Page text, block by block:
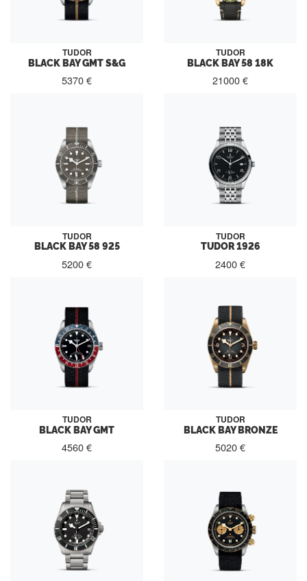
TUDOR
BLACK BAY GMT S&G
5370 €
TUDOR
BLACK BAY 58 18K
21000 €
TUDOR
BLACK BAY 58 925
5200 €
TUDOR
TUDOR 1926
2400 €
TUDOR
BLACK BAY GMT
4560 €
TUDOR
BLACK BAY BRONZE
5020 €